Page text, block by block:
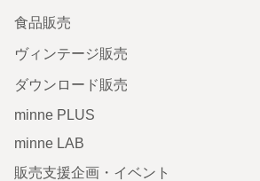
食品販売
ヴィンテージ販売
ダウンロード販売
minne PLUS
minne LAB
販売支援企画・イベント